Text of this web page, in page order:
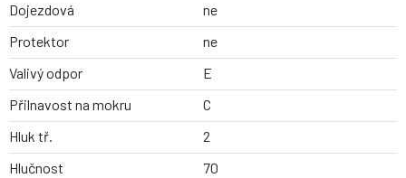
Dojezdová
ne
Protektor
ne
Valivý odpor
E
Přilnavost na mokru
C
Hluk tř.
2
Hlučnost
70